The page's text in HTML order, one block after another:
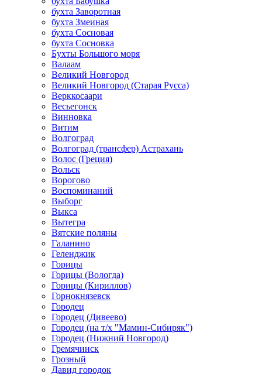
бухта Заворотная
бухта Змеиная
бухта Сосновая
бухта Сосновка
Бухты Большого моря
Валаам
Великий Новгород
Великий Новгород (Старая Русса)
Верккосаари
Весьегонск
Винновка
Витим
Волгоград
Волгоград (трансфер) Астрахань
Волос (Греция)
Вольск
Ворогово
Воспоминаний
Выборг
Выкса
Вытегра
Вятские поляны
Галанино
Геленджик
Горицы
Горицы (Вологда)
Горицы (Кириллов)
Горнокнязевск
Городец
Городец (Дивеево)
Городец (на т/х "Мамин-Сибиряк")
Городец (Нижний Новгород)
Гремячинск
Грозный
Давид городок